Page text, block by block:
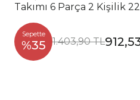
Takımı 6 Parça 2 Kişilik
Sepette
%35 1.403,90 TL